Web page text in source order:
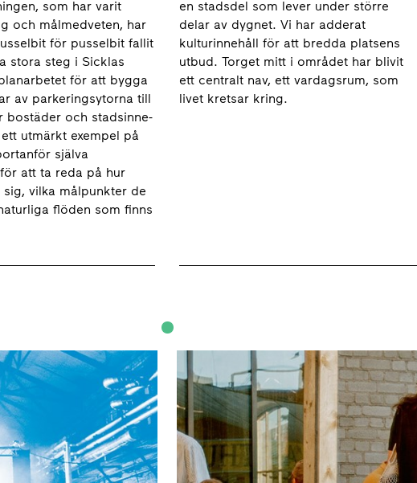
som har varit
och målmedveten, har
för pusselbit fallit
stora steg i Sicklas
för att bygga
av parke­ringsytorna till
bostäder och stadsinne­
utmärkt exempel på
själva
att ta reda på hur
vilka målpunkter de
flöden som finns
en stadsdel som lever under större
delar av dygnet. Vi har adderat
kulturinnehåll för att bredda platsens
utbud. Torget mitt i området har blivit
ett centralt nav, ett vardagsrum, som
livet kretsar kring.
Livet mellan husen formar stadsrummen